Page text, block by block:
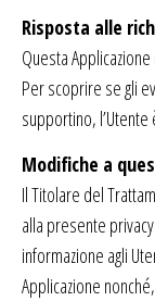
Risposta alle
Questa
Per scoprire se gli
supportino,
Modifiche a
Il Titolare del
alla presente
informazione agli
Applicazione